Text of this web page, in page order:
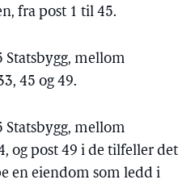
fra post 1 til 45.
Statsbygg, mellom
45 og 49.
Statsbygg, mellom
og post 49 i de tilfeller det
en eiendom som ledd i